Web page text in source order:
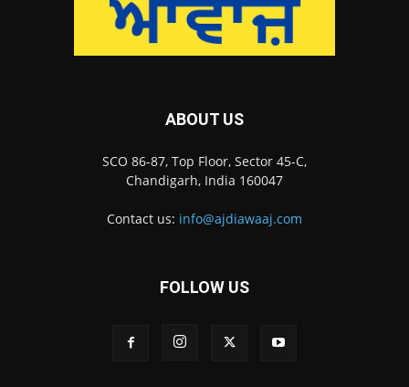
ABOUT US
SCO 86-87, Top Floor, Sector 45-C,
Chandigarh, India 160047
Contact us: info@ajdiawaaj.com
FOLLOW US